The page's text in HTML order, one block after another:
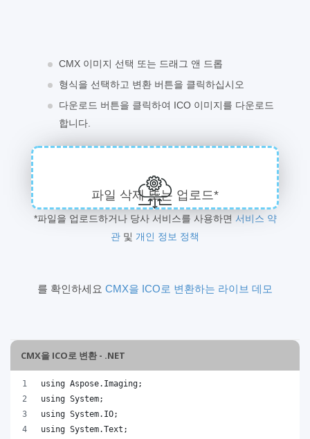
CMX 이미지 선택 또는 드래그 앤 드롭
형식을 선택하고 변환 버튼을 클릭하십시오
다운로드 버튼을 클릭하여 ICO 이미지를 다운로드
합니다.
파일 삭제 또는 업로드*
*파일을 업로드하거나 당사 서비스를 사용하면 서비스 약
관 및 개인 정보 정책
를 확인하세요 CMX을 ICO로 변환하는 라이브 데모
CMX을 ICO로 변환 - .NET